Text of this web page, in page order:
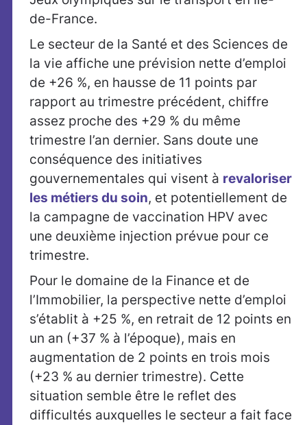
de-France.
Le secteur de la Santé et des Sciences de
la vie affiche une prévision nette d’emploi
de +26 %, en hausse de 11 points par
rapport au trimestre précédent, chiffre
assez proche des +29 % du même
trimestre l’an dernier. Sans doute une
conséquence des initiatives
gouvernementales qui visent à revaloriser
les métiers du soin, et potentiellement de
la campagne de vaccination HPV avec
une deuxième injection prévue pour ce
trimestre.
Pour le domaine de la Finance et de
l’Immobilier, la perspective nette d’emploi
s’établit à +25 %, en retrait de 12 points en
un an (+37 % à l’époque), mais en
augmentation de 2 points en trois mois
(+23 % au dernier trimestre). Cette
situation semble être le reflet des
difficultés auxquelles le secteur a fait face